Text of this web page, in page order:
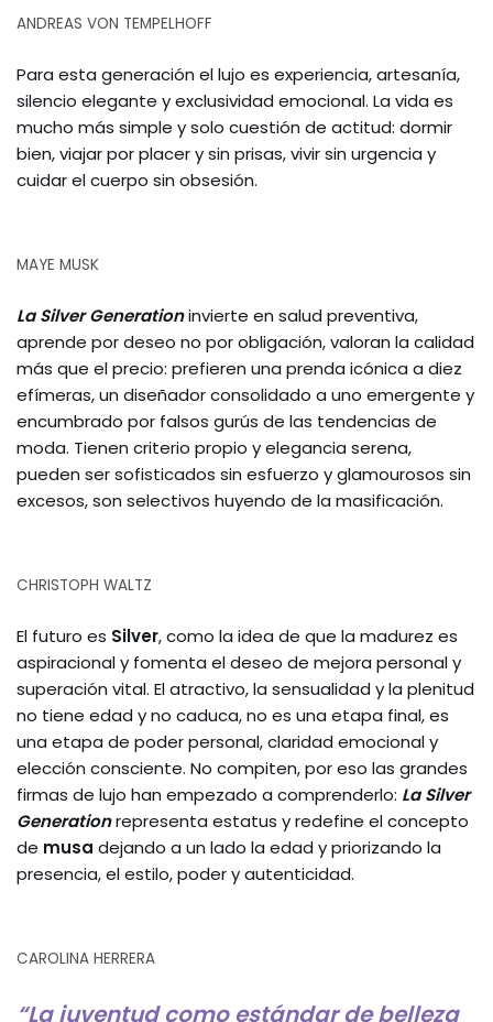
ANDREAS VON TEMPELHOFF
Para esta generación el lujo es experiencia, artesanía,
silencio elegante y exclusividad emocional. La vida es
mucho más simple y solo cuestión de actitud: dormir
bien, viajar por placer y sin prisas, vivir sin urgencia y
cuidar el cuerpo sin obsesión.
MAYE MUSK
La Silver Generationinvierte en salud preventiva,
aprende por deseo no por obligación, valoran la calidad
más que el precio: prefieren una prenda icónica a diez
efímeras, un diseñador consolidado a uno emergente y
encumbrado por falsos gurús de las tendencias de
moda. Tienen criterio propio y elegancia serena,
pueden ser sofisticados sin esfuerzo y glamourosos sin
excesos, son selectivos huyendo de la masificación.
CHRISTOPH WALTZ
El futuro es Silver, como la idea de que la madurez es
aspiracional y fomenta el deseo de mejora personal y
superación vital. El atractivo, la sensualidad y la plenitud
no tiene edad y no caduca, no es una etapa final, es
una etapa de poder personal, claridad emocional y
elección consciente. No compiten, por eso las grandes
firmas de lujo han empezado a comprenderlo: La Silver
Generationrepresenta estatus y redefine el concepto
de musa dejando a un lado la edad y priorizando la
presencia, el estilo, poder y autenticidad.
CAROLINA HERRERA
“La juventud como estándar de belleza